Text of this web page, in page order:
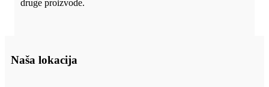
druge proizvode.
Naša lokacija